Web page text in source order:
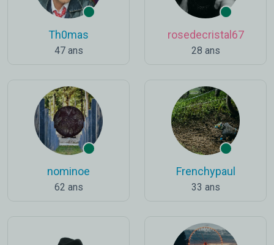
Th0mas
47 ans
rosedecristal67
28 ans
nominoe
62 ans
Frenchypaul
33 ans